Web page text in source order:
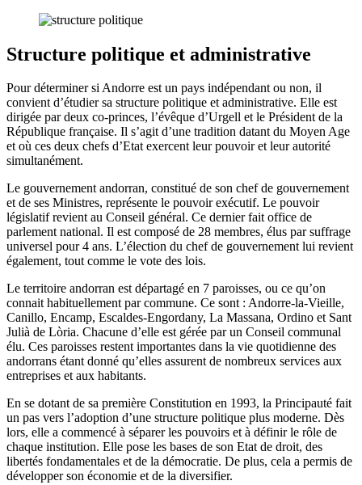
Structure politique et administrative
Pour déterminer si Andorre est un pays indépendant ou non, il
convient d’étudier sa structure politique et administrative. Elle est
dirigée par deux co-princes, l’évêque d’Urgell et le Président de la
République française. Il s’agit d’une tradition datant du Moyen Age
et où ces deux chefs d’Etat exercent leur pouvoir et leur autorité
simultanément.
Le gouvernement andorran, constitué de son chef de gouvernement
et de ses Ministres, représente le pouvoir exécutif. Le pouvoir
législatif revient au Conseil général. Ce dernier fait office de
parlement national. Il est composé de 28 membres, élus par suffrage
universel pour 4 ans. L’élection du chef de gouvernement lui revient
également, tout comme le vote des lois.
Le territoire andorran est départagé en 7 paroisses, ou ce qu’on
connait habituellement par commune. Ce sont : Andorre-la-Vieille,
Canillo, Encamp, Escaldes-Engordany, La Massana, Ordino et Sant
Julià de Lòria. Chacune d’elle est gérée par un Conseil communal
élu. Ces paroisses restent importantes dans la vie quotidienne des
andorrans étant donné qu’elles assurent de nombreux services aux
entreprises et aux habitants.
En se dotant de sa première Constitution en 1993, la Principauté fait
un pas vers l’adoption d’une structure politique plus moderne. Dès
lors, elle a commencé à séparer les pouvoirs et à définir le rôle de
chaque institution. Elle pose les bases de son Etat de droit, des
libertés fondamentales et de la démocratie. De plus, cela a permis de
développer son économie et de la diversifier.